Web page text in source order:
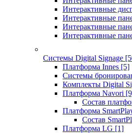
Интерактивные
Интерактивные
Интерактивные
Интерактивные
Системы Digital Signage
Платформа Innes [5]
Системы
Комплекты Digital
Платформа Navori
Состав
Платформа
Состав
Платформа LG [1]